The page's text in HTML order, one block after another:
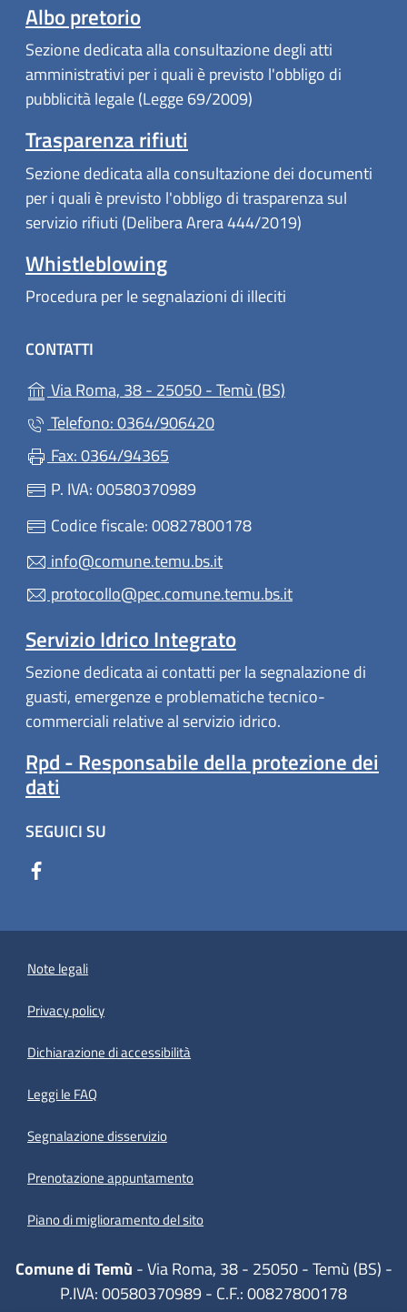
Albo pretorio
Sezione dedicata alla consultazione degli atti
amministrativi per i quali è previsto l'obbligo di
pubblicità legale (Legge 69/2009)
Trasparenza rifiuti
Sezione dedicata alla consultazione dei documenti
per i quali è previsto l'obbligo di trasparenza sul
servizio rifiuti (Delibera Arera 444/2019)
Whistleblowing
Procedura per le segnalazioni di illeciti
CONTATTI
Via Roma, 38 - 25050 - Temù (BS)
Telefono: 0364/906420
Fax: 0364/94365
P. IVA: 00580370989
Codice fiscale: 00827800178
info@comune.temu.bs.it
protocollo@pec.comune.temu.bs.it
Servizio Idrico Integrato
Sezione dedicata ai contatti per la segnalazione di
guasti, emergenze e problematiche tecnico-
commerciali relative al servizio idrico.
Rpd - Responsabile della protezione dei
dati
SEGUICI SU
Note legali
Privacy policy
Dichiarazione di accessibilità
Leggi le FAQ
Segnalazione disservizio
Prenotazione appuntamento
Piano di miglioramento del sito
Comune di Temù - Via Roma, 38 - 25050 - Temù (BS) -
P.IVA: 00580370989 - C.F.: 00827800178